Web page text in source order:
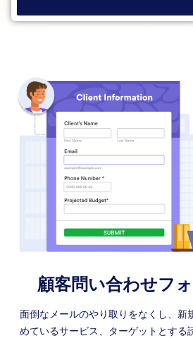
顧客問い合わせフ
面倒なメールのやり取りをなくし、新
めているサービス、ターゲットとする